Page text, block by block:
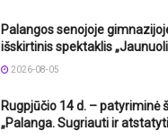
Palangos senojoje
išskirtinis spektaklis
2026-08-05
Rugpjūčio 14 d. – patyriminė
„Palanga. Sugriauti ir